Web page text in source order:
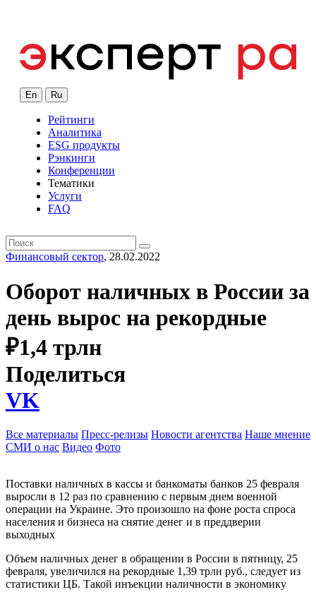
En Ru
Рейтинги
Аналитика
ESG продукты
Рэнкинги
Конференции
Тематики
Услуги
FAQ
Финансовый сектор, 28.02.2022
Оборот наличных в России за
день вырос на рекордные
₽1,4 трлн
Поделиться
VK
Все материалы Пресс-релизы Новости агентства Наше мнение
СМИ о нас Видео Фото
Поставки наличных в кассы и банкоматы банков 25 февраля
выросли в 12 раз по сравнению с первым днем военной
операции на Украине. Это произошло на фоне роста спроса
населения и бизнеса на снятие денег и в преддверии
выходных
Объем наличных денег в обращении в России в пятницу, 25
февраля, увеличился на рекордные 1,39 трлн руб., следует из
статистики ЦБ. Такой инъекции наличности в экономику